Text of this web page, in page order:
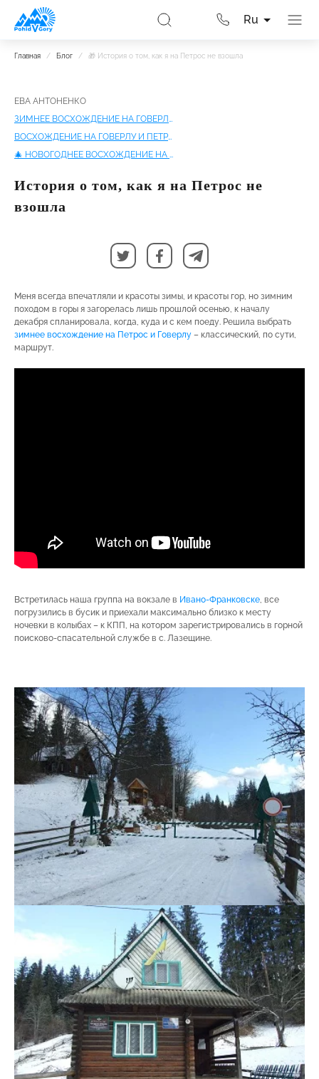
Ru
Главная / Блог / 🎁 История о том, как я на Петрос не взошла
ЕВА АНТОНЕНКО
ЗИМНЕЕ ВОСХОЖДЕНИЕ НА ГОВЕРЛУ И ПЕТРОС | НОЧЕВКИ В ПРИЮТЕ
ВОСХОЖДЕНИЕ НА ГОВЕРЛУ И ПЕТРОС ЗИМОЙ | С ПАЛАТКАМИ
🎄 НОВОГОДНЕЕ ВОСХОЖДЕНИЕ НА ГОВЕРЛУ И ПЕТРОС | С НОЧЕВКАМИ В ПРИЮТЕ
История о том, как я на Петрос не
взошла
Меня всегда впечатляли и красоты зимы, и красоты гор, но зимним
походом в горы я загорелась лишь прошлой осенью, к началу
декабря спланировала, когда, куда и с кем поеду. Решила выбрать
зимнее восхождение на Петрос и Говерлу – классический, по сути,
маршрут.
Встретилась наша группа на вокзале в Ивано-Франковске, все
погрузились в бусик и приехали максимально близко к месту
ночевки в колыбах – к КПП, на котором зарегистрировались в горной
поисково-спасательной службе в с. Лазещине.